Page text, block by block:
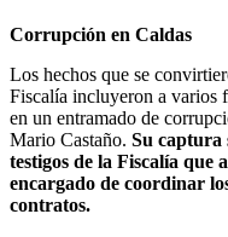
Corrupción en Caldas
Los hechos que se
Fiscalía incluyeron a varios
en un entramado de
Mario Castaño. Su captura
testigos de la Fiscalía que
encargado de coordinar
contratos.